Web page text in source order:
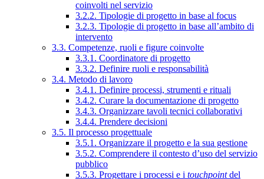
coinvolti nel servizio
3.2.2. Tipologie di progetto in base al focus
3.2.3. Tipologie di progetto in base all’ambito di
intervento
3.3. Competenze, ruoli e figure coinvolte
3.3.1. Coordinatore di progetto
3.3.2. Definire ruoli e responsabilità
3.4. Metodo di lavoro
3.4.1. Definire processi, strumenti e rituali
3.4.2. Curare la documentazione di progetto
3.4.3. Organizzare tavoli tecnici collaborativi
3.4.4. Prendere decisioni
3.5. Il processo progettuale
3.5.1. Organizzare il progetto e la sua gestione
3.5.2. Comprendere il contesto d’uso del servizio
pubblico
3.5.3. Progettare i processi e i touchpointdel